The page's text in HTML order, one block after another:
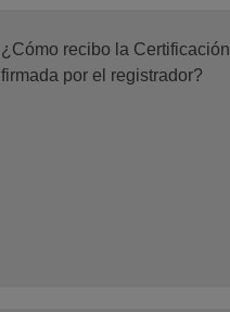
¿Cómo recibo la Certificación
firmada por el registrador?